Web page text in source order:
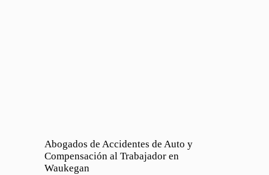
Abogados de Accidentes de Auto y
Compensación al Trabajador en
Waukegan